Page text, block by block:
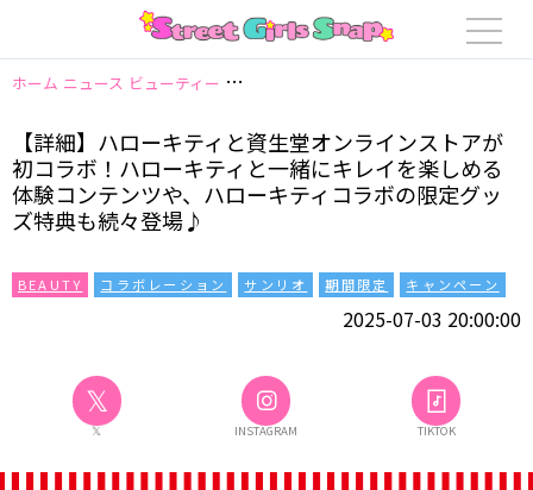
ホーム ニュース ビューティー 【詳細】ハローキティと資生堂オンライン
【詳細】ハローキティと資生堂オンラインストアが
初コラボ！ハローキティと一緒にキレイを楽しめる
体験コンテンツや、ハローキティコラボの限定グッ
ズ特典も続々登場♪
BEAUTY コラボレーション サンリオ 期間限定 キャンペーン
2025-07-03 20:00:00
𝕏
𝕏 INSTAGRAM TIKTOK